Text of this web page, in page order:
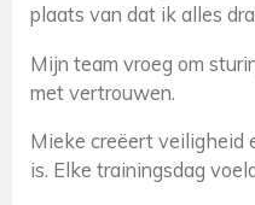
plaats van dat ik alles
Mijn team vroeg om
met vertrouwen.
Mieke creëert veiligheid
is. Elke trainingsdag